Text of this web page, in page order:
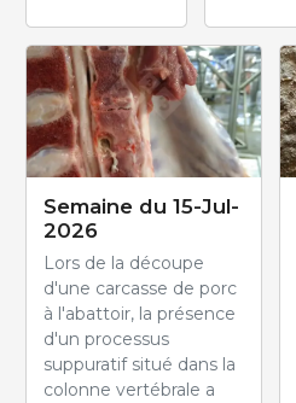
Semaine du 15-Jul-
2026
Lors de la découpe
d'une carcasse de porc
à l'abattoir, la présence
d'un processus
suppuratif situé dans la
colonne vertébrale a